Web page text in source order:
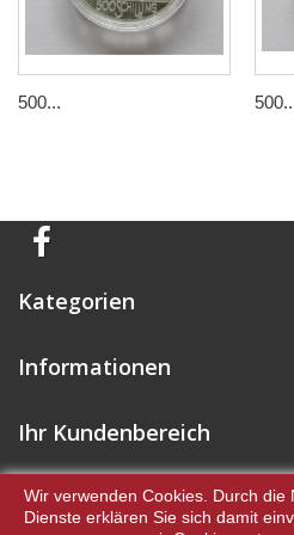
Wir verwenden Cookies. Durch die
Dienste erklären Sie sich damit
500...
Kategorien
Informationen
Ihr Kundenbereich
Kontakt